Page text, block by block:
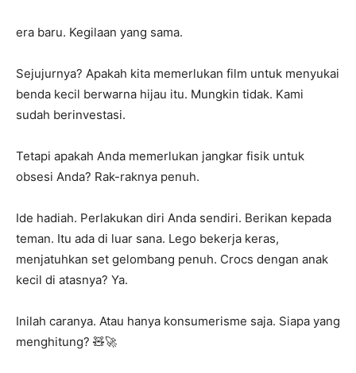
era baru. Kegilaan yang sama.
Sejujurnya? Apakah kita memerlukan film untuk menyukai
benda kecil berwarna hijau itu. Mungkin tidak. Kami
sudah berinvestasi.
Tetapi apakah Anda memerlukan jangkar fisik untuk
obsesi Anda? Rak-raknya penuh.
Ide hadiah. Perlakukan diri Anda sendiri. Berikan kepada
teman. Itu ada di luar sana. Lego bekerja keras,
menjatuhkan set gelombang penuh. Crocs dengan anak
kecil di atasnya? Ya.
Inilah caranya. Atau hanya konsumerisme saja. Siapa yang
menghitung? 🧸🚀